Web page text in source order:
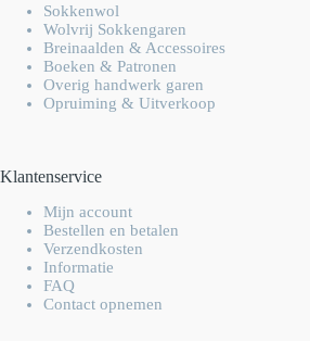
Sokkenwol
Wolvrij Sokkengaren
Breinaalden & Accessoires
Boeken & Patronen
Overig handwerk garen
Opruiming & Uitverkoop
Klantenservice
Mijn account
Bestellen en betalen
Verzendkosten
Informatie
FAQ
Contact opnemen